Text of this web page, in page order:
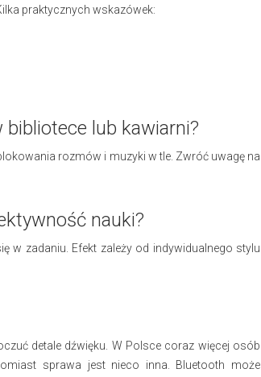
praktycznych wskazówek:
lub kawiarni?
rozmów i muzyki w tle. Zwróć uwagę na
nauki?
w zadaniu. Efekt zależy od indywidualnego stylu
detale dźwięku. W Polsce coraz więcej osób
sprawa jest nieco inna. Bluetooth może